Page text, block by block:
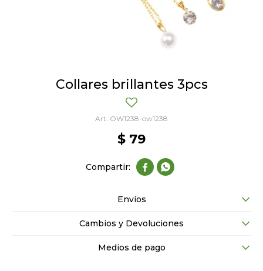
Collares brillantes 3pcs
OW1238-ow1238
$ 79
 
Envíos
Cambios y Devoluciones
Medios de pago